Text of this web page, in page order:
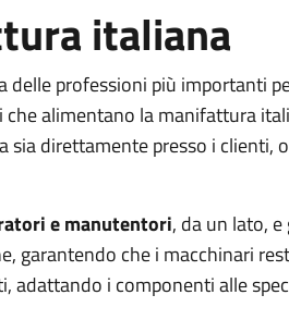
italiana
professioni più importanti
alimentano la manifattura
direttamente presso i clienti,
e manutentori, da un lato, e
garantendo che i macchinari
i componenti alle